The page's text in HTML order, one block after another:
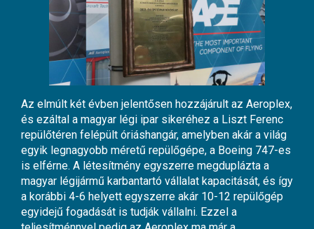
Az elmúlt két évben jelentősen hozzájárult az Aeroplex,
és ezáltal a magyar légi ipar sikeréhez a Liszt Ferenc
repülőtéren felépült óriáshangár, amelyben akár a világ
egyik legnagyobb méretű repülőgépe, a Boeing 747-es
is elférne. A létesítmény egyszerre megduplázta a
magyar légijármű karbantartó vállalat kapacitását, és így
a korábbi 4-6 helyett egyszerre akár 10-12 repülőgép
egyidejű fogadását is tudják vállalni. Ezzel a